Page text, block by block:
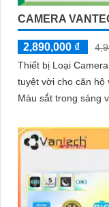
CAMERA
2,890,000 ₫
Thiết bị Loại
tuyệt vời cho căn hộ và nhà phố. Với
Màu sắt trong sáng